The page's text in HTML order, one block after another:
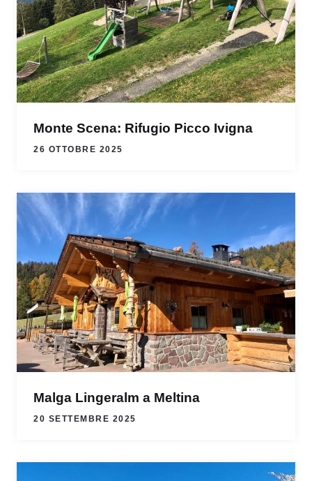
Monte Scena: Rifugio Picco Ivigna
26 OTTOBRE 2025
Malga Lingeralm a Meltina
20 SETTEMBRE 2025